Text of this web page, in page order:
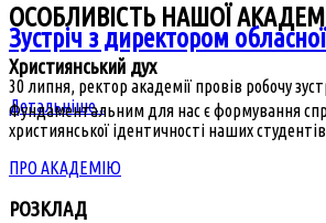
Зустріч з директором
30 липня, ректор академії провів робочу
Детальніше...
ОСОБЛИВІСТЬ НАШОЇ
Християнський дух
Фундаментальним для нас є формування
християнської ідентичності наших студентів
ПРО АКАДЕМІЮ
РОЗКЛАД